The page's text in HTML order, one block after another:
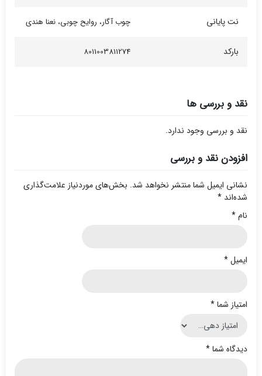
نت پایانی چوب آگار، روایح چوبی، نعنا هندی
بارکد 8011003811274
نقد و بررسی ها
نقد و بررسی وجود ندارد.
افزودن نقد و بررسی
نشانی ایمیل شما منتشر نخواهد شد. بخش‌های موردنیاز علامت‌گذاری
شده‌اند *
نام*
ایمیل*
امتیاز شما*
دیدگاه شما*